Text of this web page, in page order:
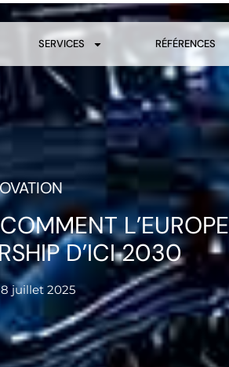
SERVICES RÉFÉRENCES
L’EUROPE
D’ICI 2030
8 juillet 2025